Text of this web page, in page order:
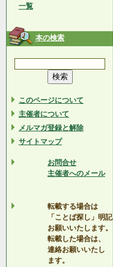
一覧
本の検索
このページについて
主催者について
メルマガ登録と解除
サイトマップ
お問合せ
主催者へのメール
転載する場合は
「ことば探し」明記
お願いいたします。
転載した場合は、
連絡お願いいたし
ます。